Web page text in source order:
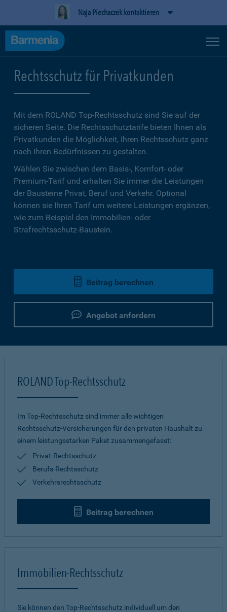
Naja Piechaczek kontaktieren
Rechtsschutz für Privatkunden
Mit dem ROLAND Top-Rechtsschutz sind Sie auf der
sicheren Seite. Die Rechtsschutztarife bieten Ihnen als
Privatkunden die Möglichkeit, Ihren Rechtsschutz ganz
nach Ihren Bedürfnissen zu gestalten.
Wählen Sie zwischen dem Basis-, Komfort- oder
Premium-Tarif und erhalten Sie immer die Leistungen
der Bausteine Privat, Beruf und Verkehr. Optional
können sie Ihren Tarif um weitere Leistungen ergänzen,
wie zum Beispiel den Immobilien- oder
Strafrechtsschutz-Baustein.
Beitrag berechnen
Angebot anfordern
ROLAND Top-Rechtsschutz
Im Top-Rechtsschutz sind immer alle wichtigen
Rechtsschutz-Versicherungen für den privaten Haushalt zu
einem leistungsstarken Paket zusammengefasst:
Privat-Rechtsschutz
Berufs-Rechtsschutz
Verkehrsrechtsschutz
Beitrag berechnen
Immobilien-Rechtsschutz
Sie können den Top-Rechtsschutz individuell um den